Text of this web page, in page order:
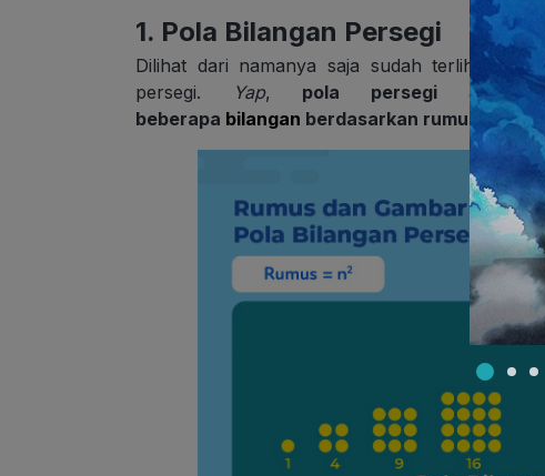
1. Pola Bilangan Persegi
Dilihat dari namanya saja sudah terlihat
persegi.
Yap, pola persegi
beberapa bilangan berdasarkan rumus: